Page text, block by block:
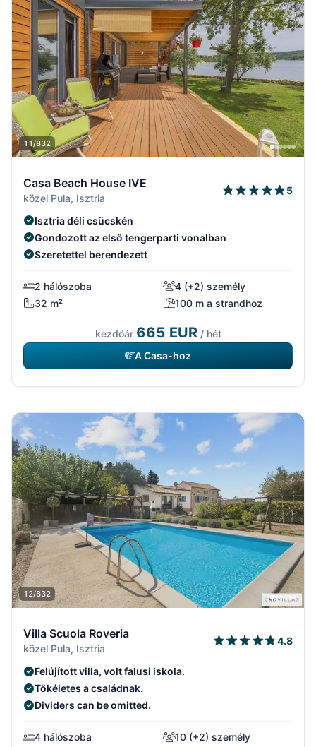
11/832
Casa Beach House IVE
közel Pula, Isztria
5
Isztria déli csücskén
Gondozott az első tengerparti vonalban
Szeretettel berendezett
2 hálószoba
4 (+2) személy
32 m²
100 m a strandhoz
kezdőár 665 EUR/ hét
A Casa-hoz
12/832
Villa Scuola Roveria
közel Pula, Isztria
4.8
Felújított villa, volt falusi iskola.
Tökéletes a családnak.
Dividers can be omitted.
4 hálószoba
10 (+2) személy